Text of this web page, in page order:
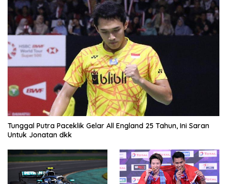
Tunggal Putra Paceklik Gelar All England 25 Tahun, Ini Saran
Untuk Jonatan dkk